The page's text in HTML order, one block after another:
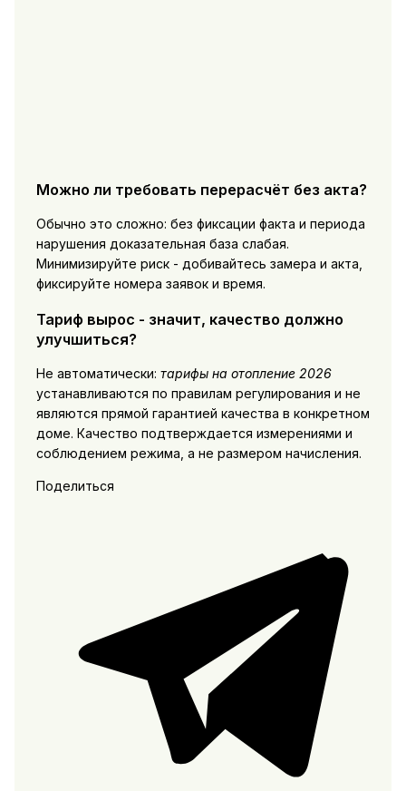
Можно ли требовать перерасчёт без акта?
Обычно это сложно: без фиксации факта и периода
нарушения доказательная база слабая.
Минимизируйте риск - добивайтесь замера и акта,
фиксируйте номера заявок и время.
Тариф вырос - значит, качество должно
улучшиться?
Не автоматически: тарифы на отопление 2026
устанавливаются по правилам регулирования и не
являются прямой гарантией качества в конкретном
доме. Качество подтверждается измерениями и
соблюдением режима, а не размером начисления.
Поделиться